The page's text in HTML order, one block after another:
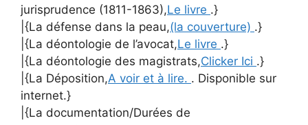
jurisprudence (1811-1863),Le livre .}
|{La défense dans la peau,(la couverture) .}
|{La déontologie de l’avocat,Le livre .}
|{La déontologie des magistrats,Clicker Ici .}
|{La Déposition,A voir et à lire. . Disponible sur
internet.}
|{La documentation/Durées de